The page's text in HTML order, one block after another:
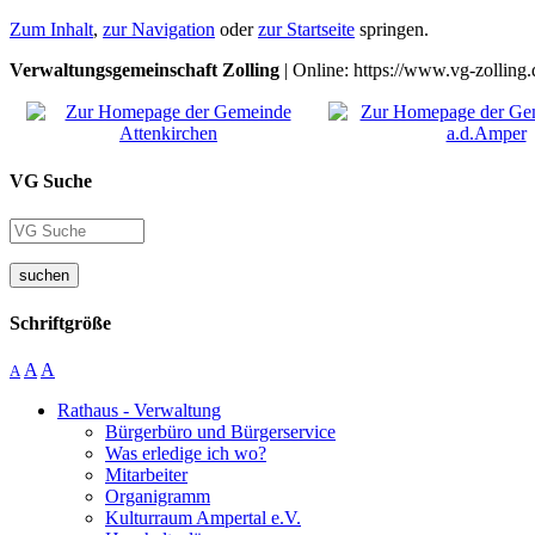
Zum Inhalt, zur Navigation oderzur Startseite springen.
Verwaltungsgemeinschaft Zolling | Online: https://www.vg-
VG Suche
suchen
Schriftgröße
A A A
Rathaus - Verwaltung
Bürgerbüro und Bürgerservice
Was erledige ich wo?
Mitarbeiter
Organigramm
Kulturraum Ampertal e.V.